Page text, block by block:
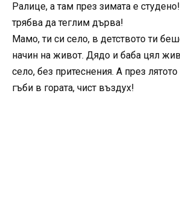
Ралице, а там през зимата е
трябва да теглим дърва!
Мамо, ти си село, в детството ти
начин на живот. Дядо и баба цял
село, без притеснения. А през
гъби в гората, чист въздух!